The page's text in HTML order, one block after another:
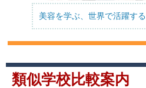
美容を学ぶ、世界で活躍する
類似学校比較案内